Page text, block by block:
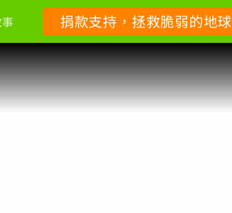
捐款支持，拯救脆弱的地球